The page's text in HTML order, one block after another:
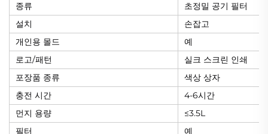
종류
초정밀 공기 필터
설치
손잡고
개인용 몰드
예
로고/패턴
실크 스크린 인쇄
포장품 종류
색상 상자
충전 시간
4-6시간
먼지 용량
≤3.5L
필터
예